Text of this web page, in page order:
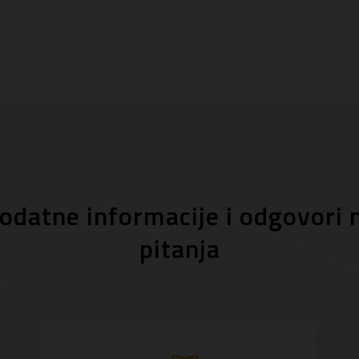
informacije i odgovori
pitanja